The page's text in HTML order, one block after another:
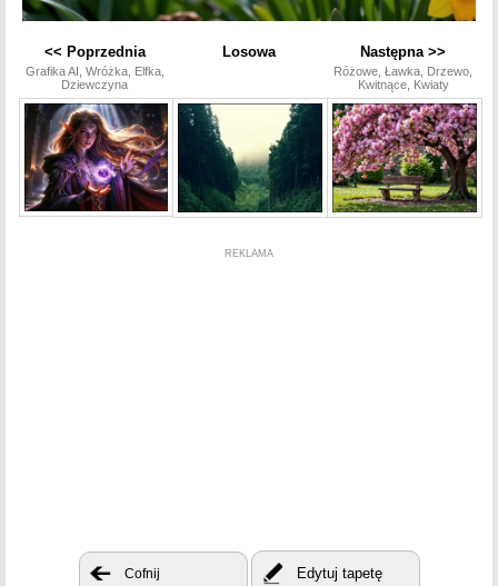
<< Poprzednia
Grafika AI, Wróżka, Elfka,
Dziewczyna
Losowa Następna >>
Różowe, Ławka, Drzewo,
Kwitnące, Kwiaty
REKLAMA
Cofnij Edytuj tapetę